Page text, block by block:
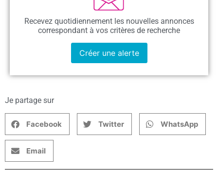
Recevez quotidiennement les nouvelles annonces
correspondant à vos critères de recherche
Créer une alerte
Je partage sur
Facebook Twitter WhatsApp
Email